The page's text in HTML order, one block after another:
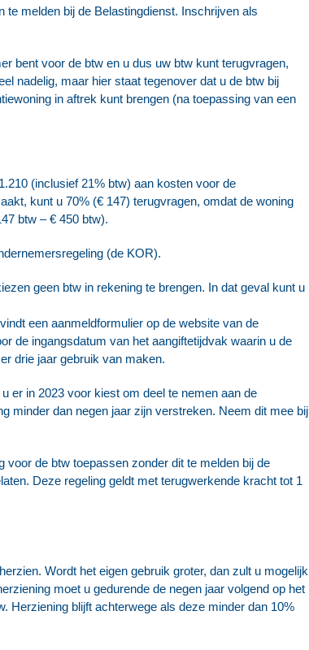
melden bij de Belastingdienst. Inschrijven als
bent voor de btw en u dus uw btw kunt terugvragen,
nadelig, maar hier staat tegenover dat u de btw bij
in aftrek kunt brengen (na toepassing van een
(inclusief 21% btw) aan kosten voor de
kunt u 70% (€ 147) terugvragen, omdat de woning
btw – € 450 btw).
(de KOR).
geen btw in rekening te brengen. In dat geval kunt u
een aanmeldformulier op de website van de
de ingangsdatum van het aangiftetijdvak waarin u de
drie jaar gebruik van maken.
er in 2023 voor kiest om deel te nemen aan de
minder dan negen jaar zijn verstreken. Neem dit mee bij
de btw toepassen zonder dit te melden bij de
Deze regeling geldt met terugwerkende kracht tot 1
Wordt het eigen gebruik groter, dan zult u mogelijk
moet u gedurende de negen jaar volgend op het
Herziening blijft achterwege als deze minder dan 10%